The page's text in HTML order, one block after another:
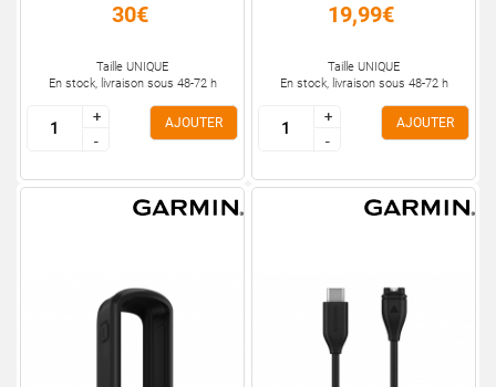
30€
Taille UNIQUE
En stock, livraison sous 48-72 h
+
-
+
-
AJOUTER
19,99€
Taille UNIQUE
En stock, livraison sous 48-72 h
+
-
+
-
AJOUTER